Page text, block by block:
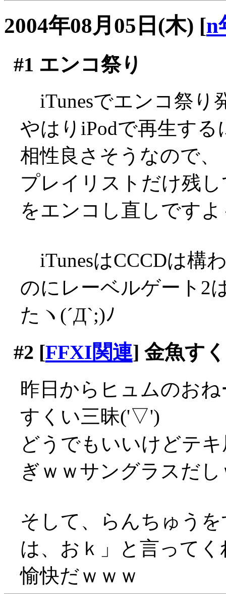
2004年08月05日(木) [n
#1 エンコ祭り
iTunesでエンコ祭り
やはりiPodで再生する
相性良さそうなので、
プレイリストだけ残
をエンコし直しです
iTunesはCCCDは構
のにレーベルゲート2
たヽ(´Д`;)ﾉ
#2 [FFXI関連] 金魚す
昨日からヒュムのお
すくい三昧('▽')
どうでもいいけどテ
ぎｗｗサングラスだ
そして、らんちゅう
は、おｋ」と言って
愉快だｗｗｗ